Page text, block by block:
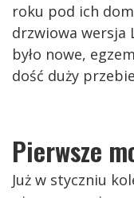
roku pod ich
drzwiowa wersja
było nowe,
dość duży
Pierwsze
Już w styczniu